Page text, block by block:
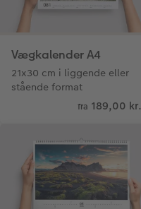
Vægkalender A4
21x30 cm i liggende eller
stående format
fra 189,00 kr.